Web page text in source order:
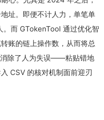
址。即便不计人力，单笔单
。而 GTokenTool 通过优化智
账的链上操作数，从而将总
除了人为失误——粘贴错地
CSV 的核对机制面前迎刃